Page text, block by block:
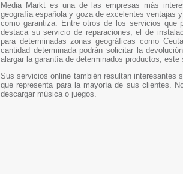
Media Markt es una de las empresas más
geografía española y goza de excelentes ventajas
como garantiza. Entre otros de los servicios que
destaca su servicio de reparaciones, el de
para determinadas zonas geográficas como
cantidad determinada podrán solicitar la
alargar la garantía de determinados productos, este
Sus servicios online también resultan interesantes
que representa para la mayoría de sus clientes.
descargar música o juegos.